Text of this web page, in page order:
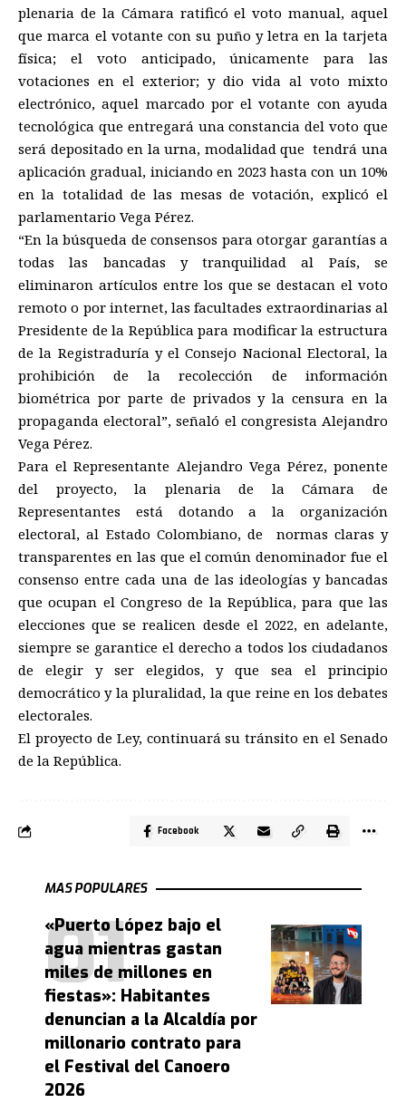
plenaria de la Cámara ratificó el voto manual, aquel
que marca el votante con su puño y letra en la tarjeta
física; el voto anticipado, únicamente para las
votaciones en el exterior; y dio vida al voto mixto
electrónico, aquel marcado por el votante con ayuda
tecnológica que entregará una constancia del voto que
será depositado en la urna, modalidad que tendrá una
aplicación gradual, iniciando en 2023 hasta con un 10%
en la totalidad de las mesas de votación, explicó el
parlamentario Vega Pérez.
“En la búsqueda de consensos para otorgar garantías a
todas las bancadas y tranquilidad al País, se
eliminaron artículos entre los que se destacan el voto
remoto o por internet, las facultades extraordinarias al
Presidente de la República para modificar la estructura
de la Registraduría y el Consejo Nacional Electoral, la
prohibición de la recolección de información
biométrica por parte de privados y la censura en la
propaganda electoral”, señaló el congresista Alejandro
Vega Pérez.
Para el Representante Alejandro Vega Pérez, ponente
del proyecto, la plenaria de la Cámara de
Representantes está dotando a la organización
electoral, al Estado Colombiano, de normas claras y
transparentes en las que el común denominador fue el
consenso entre cada una de las ideologías y bancadas
que ocupan el Congreso de la República, para que las
elecciones que se realicen desde el 2022, en adelante,
siempre se garantice el derecho a todos los ciudadanos
de elegir y ser elegidos, y que sea el principio
democrático y la pluralidad, la que reine en los debates
electorales.
El proyecto de Ley, continuará su tránsito en el Senado
de la República.
Facebook
MAS POPULARES
«Puerto López bajo el
agua mientras gastan
miles de millones en
fiestas»: Habitantes
denuncian a la Alcaldía por
millonario contrato para
el Festival del Canoero
2026